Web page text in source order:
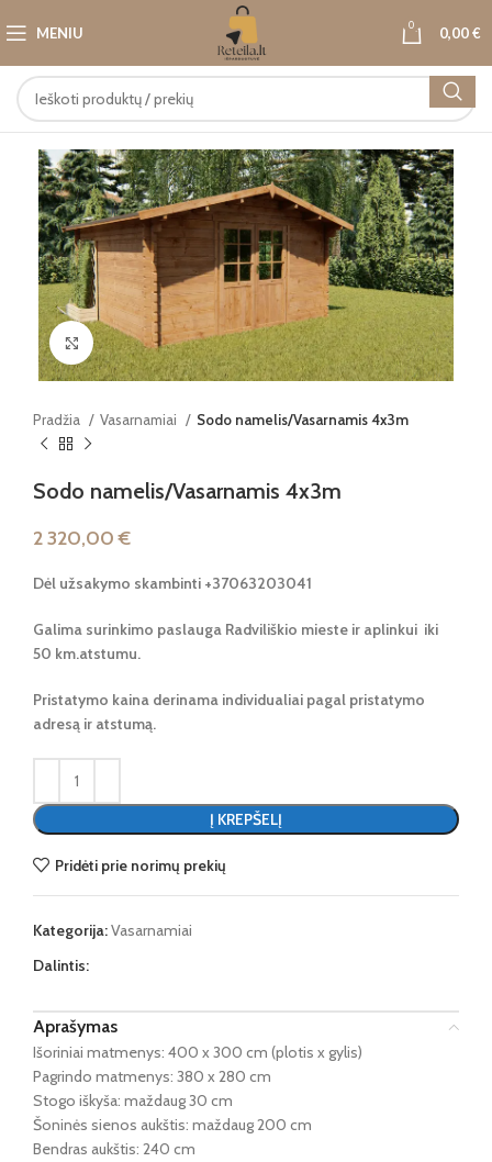
MENIU 0 0,00€
Paspauskite, kad padidintumėte
Pradžia Vasarnamiai Sodo namelis/Vasarnamis 4x3m
Sodo namelis/Vasarnamis 4x3m
2 320,00€
Dėl užsakymo skambinti +37063203041
Galima surinkimo paslauga Radviliškio mieste ir aplinkui iki
50 km.atstumu.
Pristatymo kaina derinama individualiai pagal pristatymo
adresą ir atstumą.
Į KREPŠELĮ
Pridėti prie norimų prekių
Kategorija:Vasarnamiai
Dalintis:
Aprašymas
Išoriniai matmenys: 400 x 300 cm (plotis x gylis)
Pagrindo matmenys: 380 x 280 cm
Stogo iškyša: maždaug 30 cm
Šoninės sienos aukštis: maždaug 200 cm
Bendras aukštis: 240 cm